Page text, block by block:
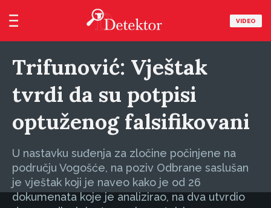
VIDEO
Trifunović: Vještak
tvrdi da su potpisi
optuženog falsifikovani
U nastavku suđenja za zločine počinjene na
području Vogošće, na poziv Odbrane saslušan
je vještak koji je naveo kako je od 26
dokumenata koje je analizirao, na dva utvrdio